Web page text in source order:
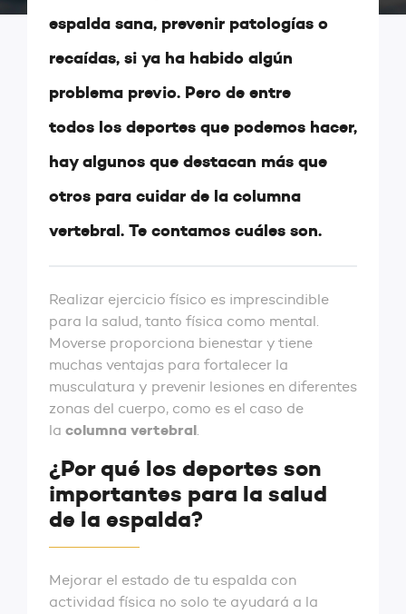
espalda sana, prevenir patologías o
recaídas, si ya ha habido algún
problema previo. Pero de entre
todos los deportes que podemos hacer,
hay algunos que destacan más que
otros para cuidar de la columna
vertebral. Te contamos cuáles son.
Realizar ejercicio físico es imprescindible
para la salud, tanto física como mental.
Moverse proporciona bienestar y tiene
muchas ventajas para fortalecer la
musculatura y prevenir lesiones en diferentes
zonas del cuerpo, como es el caso de
la columna vertebral.
¿Por qué los deportes son
importantes para la salud
de la espalda?
Mejorar el estado de tu espalda con
actividad física no solo te ayudará a la